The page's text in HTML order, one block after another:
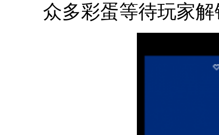
众多彩蛋等待玩家